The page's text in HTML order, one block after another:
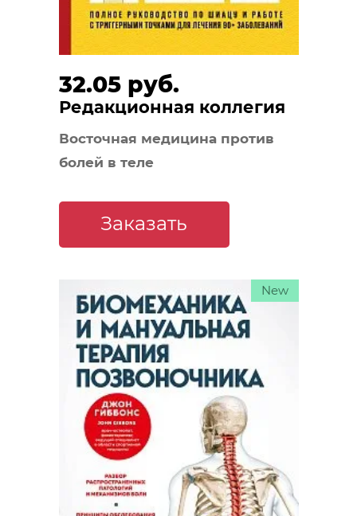
32.05 руб.
Редакционная коллегия
Восточная медицина против
болей в теле
Заказать
New